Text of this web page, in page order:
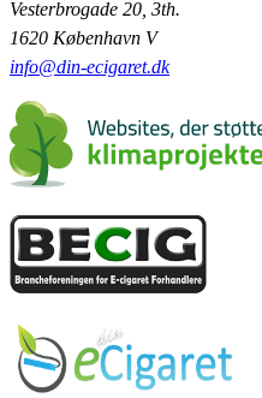
Vesterbrogade 20, 3th.
1620 København V
info@din-ecigaret.dk